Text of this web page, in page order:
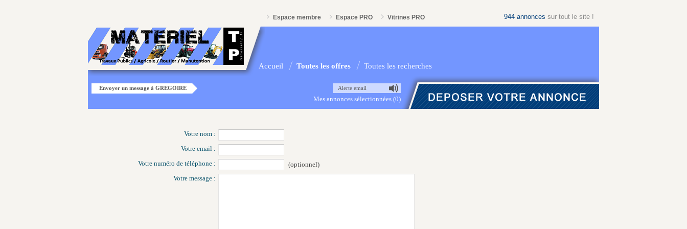
Espace membre Espace PRO Vitrines PRO 944 annonces sur tout le site !
Accueil Toutes les offres Toutes les recherches
Envoyer un message à GREGOIRE Alerte email
Mes annonces sélectionnées (0)
Votre nom :
Votre email :
Votre numéro de téléphone :
(optionnel)
Votre message :